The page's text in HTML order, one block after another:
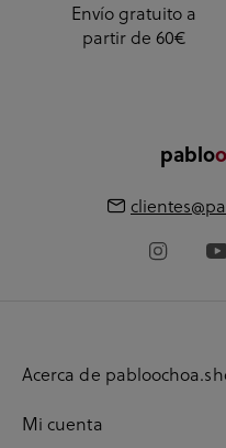
Envío gratuito a
partir de 60€
pablo
Acerca de
Mi cuenta